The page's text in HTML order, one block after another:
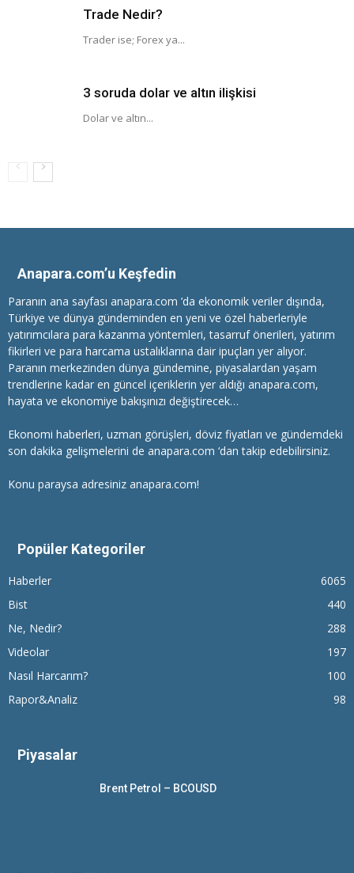
Trade Nedir?
Trader ise; Forex ya...
3 soruda dolar ve altın ilişkisi
Dolar ve altın...
Anapara.com’u Keşfedin
Paranın ana sayfası anapara.com ’da ekonomik veriler dışında,
Türkiye ve dünya gündeminden en yeni ve özel haberleriyle
yatırımcılara para kazanma yöntemleri, tasarruf önerileri, yatırım
fikirleri ve para harcama ustalıklarına dair ipuçları yer alıyor.
Paranın merkezinden dünya gündemine, piyasalardan yaşam
trendlerine kadar en güncel içeriklerin yer aldığı anapara.com,
hayata ve ekonomiye bakışınızı değiştirecek…
Ekonomi haberleri, uzman görüşleri, döviz fiyatları ve gündemdeki
son dakika gelişmelerini de anapara.com ‘dan takip edebilirsiniz.
Konu paraysa adresiniz anapara.com!
Popüler Kategoriler
Haberler
6065
Bist
440
Ne, Nedir?
288
Videolar
197
Nasıl Harcarım?
100
Rapor&Analiz
98
Piyasalar
Brent Petrol – BCOUSD